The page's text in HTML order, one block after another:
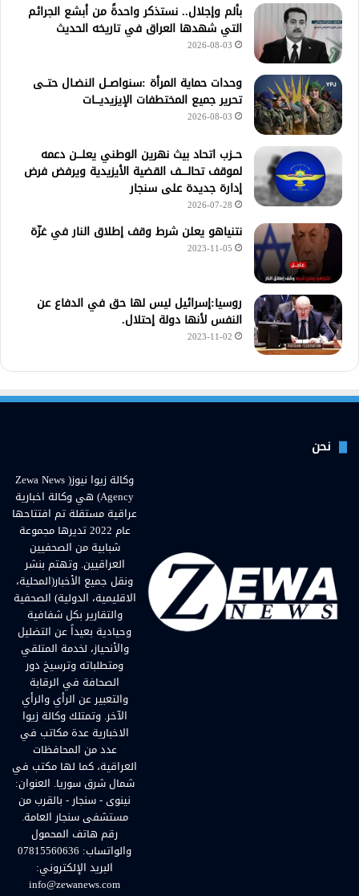
بألم وإجلال.. نستذكر واحدةً من أبشع الجرائم
التي شهدها العراق في تاريخه الحديث
2026-08-03
وحدات حماية المرأة :سنواصــل النضـال حتــى
تحرير جميع المختطفات الإيزيديـــات
2026-08-03
حــزب اتحاد بيث نهرين الوطني يعلـــن دعمه
لموقف تحالــــف القضية الأيزيدية ويرفض فرض
إدارة جديدة على سنجار
2026-07-28
نتنياهو يعلن شرط وقف إطلاق النار في غزّة
2023-11-05
روسيا:إسرائيل ليس لها حق في الدفاع عن
النفس لأنها دولة إحتلال.
2023-11-02
نحن
وكالة زيوا نيوز( Zewa News
Agency) هي وكالة اخبارية
عراقية مستقلة تم افتتاحها
عام 2022 تديرها مجموعة
شبابية من الصحفيين
العراقيين. وتهتم بنشر
ونقل جميع الأخبار(المحلية،
الاقليمية، الدولية) الصحفية
والتقارير بكل شفافية
وحيادية بعيداً عن التضليل
والأنحياز، لخدمة المتلقي
ومتطلباته وترسيخ دور
الصحافة في الرقابة
والتعبير عن الرأي والرأي
الآخر. وتمتلك وكالة زيوا
الاخبارية عدة مكاتب في
عدد من المحافظات
العراقية، كما لها مكتب في
شمال شرق سوريا. العنوان:
نينوى - سنجار - بالقرب من
مستشفى سنجار العامة.
رقم هاتف المحمول
والواتساب: 07815560636
البريد الإلكتروني:
info@zewanews.com